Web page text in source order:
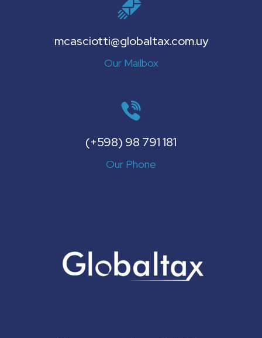
mcasciotti@globaltax.com.uy
Our Mailbox
(+598) 98 791 181
Our Phone